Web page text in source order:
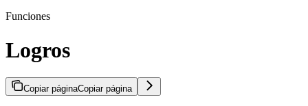
Funciones
Logros
Copiar páginaCopiar página